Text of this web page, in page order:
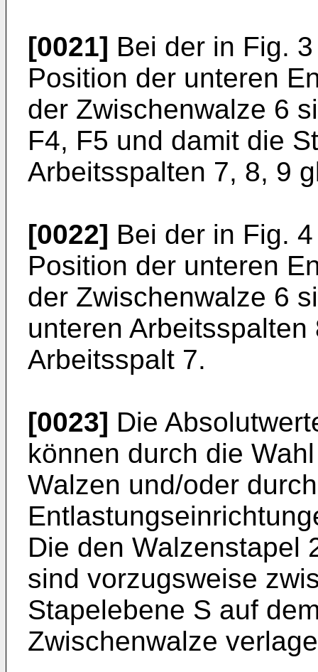
[0021] Bei der in Fig.
Position der unteren
der Zwischenwalze 6
F4, F5 und damit die
Arbeitsspalten 7, 8, 9
[0022] Bei der in Fig.
Position der unteren
der Zwischenwalze 6
unteren
Arbeitsspalt 7.
[0023] Die
können durch die
Walzen und/oder
Die den Walzenstapel
sind vorzugsweise
Stapelebene S auf
Zwischenwalze